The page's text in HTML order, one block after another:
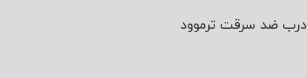
درب ضد سرقت ترموود